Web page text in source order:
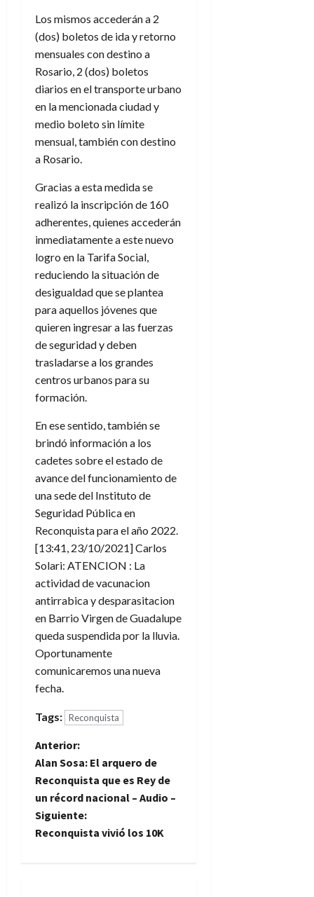
Los mismos accederán a 2
(dos) boletos de ida y retorno
mensuales con destino a
Rosario, 2 (dos) boletos
diarios en el transporte urbano
en la mencionada ciudad y
medio boleto sin límite
mensual, también con destino
a Rosario.
Gracias a esta medida se
realizó la inscripción de 160
adherentes, quienes accederán
inmediatamente a este nuevo
logro en la Tarifa Social,
reduciendo la situación de
desigualdad que se plantea
para aquellos jóvenes que
quieren ingresar a las fuerzas
de seguridad y deben
trasladarse a los grandes
centros urbanos para su
formación.
En ese sentido, también se
brindó información a los
cadetes sobre el estado de
avance del funcionamiento de
una sede del Instituto de
Seguridad Pública en
Reconquista para el año 2022.
[13:41, 23/10/2021] Carlos
Solari: ATENCION : La
actividad de vacunacion
antirrabica y desparasitacion
en Barrio Virgen de Guadalupe
queda suspendida por la lluvia.
Oportunamente
comunicaremos una nueva
fecha.
Tags: Reconquista
N
a
v
e
Anterior:
Alan Sosa: El arquero de
Reconquista que es Rey de
un récord nacional – Audio –
Siguiente:
Reconquista vivió los 10K